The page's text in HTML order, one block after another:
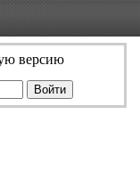
версию